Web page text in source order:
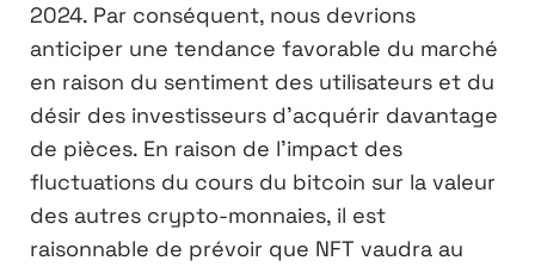
2024. Par conséquent, nous devrions
anticiper une tendance favorable du marché
en raison du sentiment des utilisateurs et du
désir des investisseurs d’acquérir davantage
de pièces. En raison de l’impact des
fluctuations du cours du bitcoin sur la valeur
des autres crypto-monnaies, il est
raisonnable de prévoir que NFT vaudra au